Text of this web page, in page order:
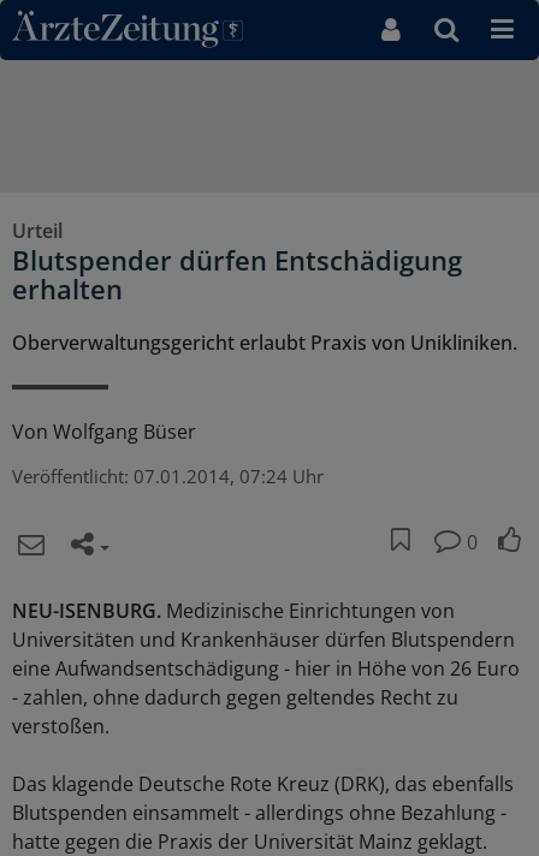
Direkt zum Inhaltsbereich
Urteil
Blutspender dürfen Entschädigung
erhalten
Oberverwaltungsgericht erlaubt Praxis von Unikliniken.
Von Wolfgang Büser
Veröffentlicht: 07.01.2014, 07:24 Uhr
0
NEU-ISENBURG. Medizinische Einrichtungen von
Universitäten und Krankenhäuser dürfen Blutspendern
eine Aufwandsentschädigung - hier in Höhe von 26 Euro
- zahlen, ohne dadurch gegen geltendes Recht zu
verstoßen.
Das klagende Deutsche Rote Kreuz (DRK), das ebenfalls
Blutspenden einsammelt - allerdings ohne Bezahlung -
hatte gegen die Praxis der Universität Mainz geklagt.